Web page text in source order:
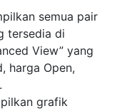
semua pair
tersedia di
View” yang
harga Open,
grafik